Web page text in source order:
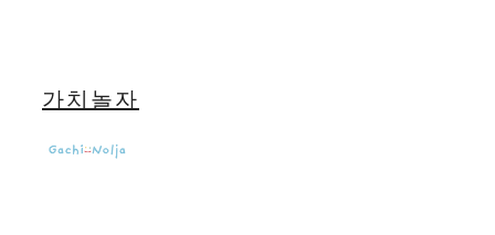
가치놀자